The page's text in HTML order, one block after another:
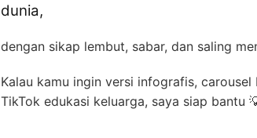
dunia,
dengan sikap lembut, sabar, dan saling
Kalau kamu ingin versi infografis,
TikTok edukasi keluarga, saya siap bantu